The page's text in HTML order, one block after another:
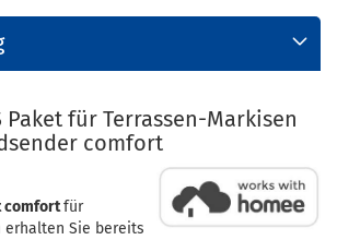
Paket für Terrassen-Markisen
comfort
comfortfür
erhalten Sie bereits